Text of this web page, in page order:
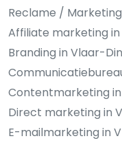
Reclame /
Affiliate marketing
Branding in Vlaar-
Contentmarketing
Direct marketing in
E-mailmarketing in